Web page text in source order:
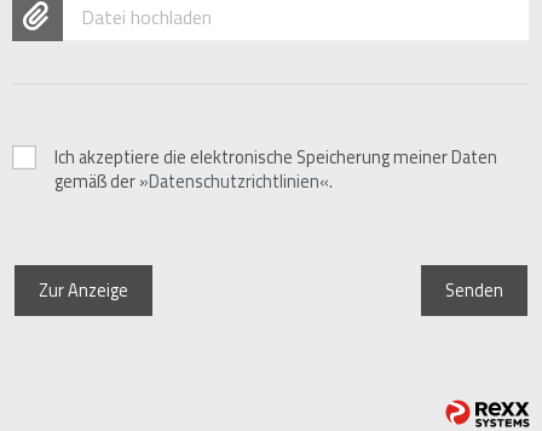
Datei hochladen
Ich akzeptiere die elektronische Speicherung meiner Daten
gemäß der Datenschutzrichtlinien .
Zur Anzeige Senden